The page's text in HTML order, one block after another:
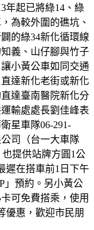
年起已將綠14、綠
為較外圍的礁坑、
的綠34新化循環線
義、山仔腳與竹子
小黃公車如同交通
達新化老街或新化
達臺南醫院新化分
輸處處長劉佳峰表
星車隊06-291-
司（台一大車隊
也提供站牌方圓1公
遲在搭車前1日下午
」預約。另小黃公
可免費搭乘，使用
優惠，歡迎市民朋